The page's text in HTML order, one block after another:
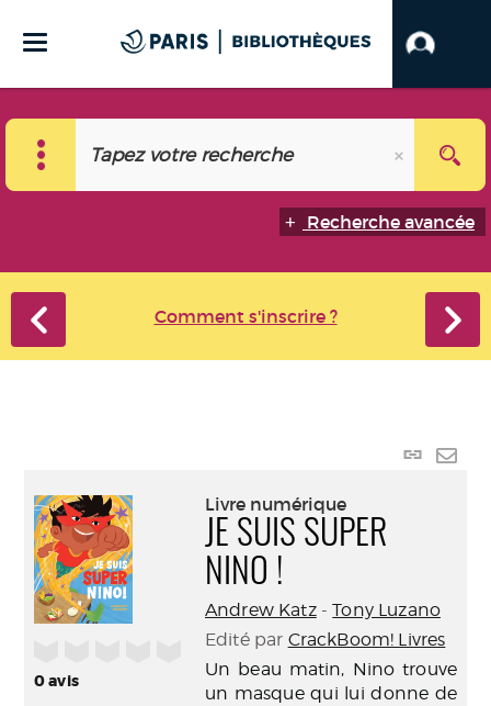
Recherche avancée
Comment s'inscrire ?
Lien
0avis
Livre numérique
JE SUIS SUPER
NINO !
Andrew Katz-Tony Luzano
Edité par CrackBoom! Livres
Un beau matin, Nino trouve
un masque qui lui donne de